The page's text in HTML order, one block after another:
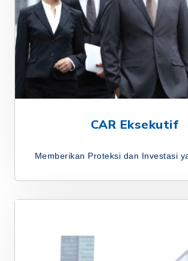
CAR Eksekutif
Memberikan Proteksi dan Investasi